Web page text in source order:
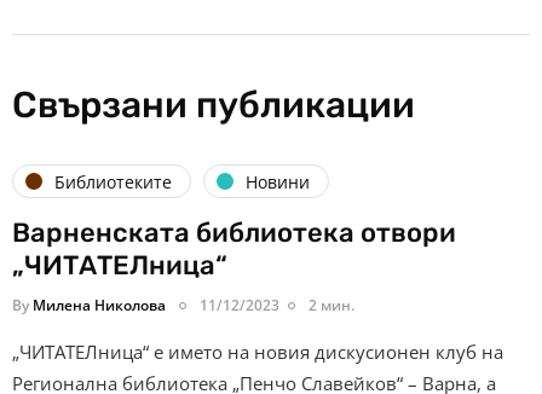
Свързани публикации
Библиотеките Новини
Варненската библиотека отвори
„ЧИТАТЕЛница“
By Милена Николова 11/12/2023 2 мин.
„ЧИТАТЕЛница“ е името на новия дискусионен клуб на
Регионална библиотека „Пенчо Славейков“ – Варна, а